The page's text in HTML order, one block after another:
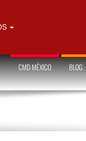
CMD MÉXICO BLOG